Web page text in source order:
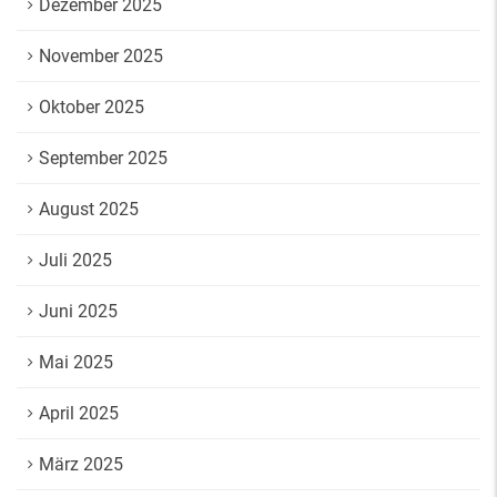
Dezember 2025
November 2025
Oktober 2025
September 2025
August 2025
Juli 2025
Juni 2025
Mai 2025
April 2025
März 2025